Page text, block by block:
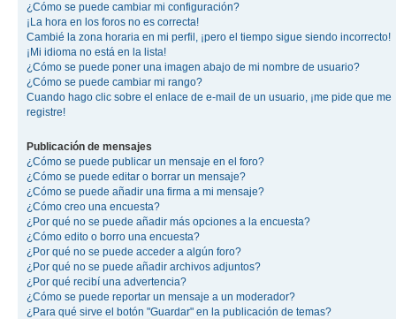
¿Cómo se puede cambiar mi configuración?
¡La hora en los foros no es correcta!
Cambié la zona horaria en mi perfil, ¡pero el tiempo sigue siendo incorrecto!
¡Mi idioma no está en la lista!
¿Cómo se puede poner una imagen abajo de mi nombre de usuario?
¿Cómo se puede cambiar mi rango?
Cuando hago clic sobre el enlace de e-mail de un usuario, ¡me pide que me
registre!
Publicación de mensajes
¿Cómo se puede publicar un mensaje en el foro?
¿Cómo se puede editar o borrar un mensaje?
¿Cómo se puede añadir una firma a mi mensaje?
¿Cómo creo una encuesta?
¿Por qué no se puede añadir más opciones a la encuesta?
¿Cómo edito o borro una encuesta?
¿Por qué no se puede acceder a algún foro?
¿Por qué no se puede añadir archivos adjuntos?
¿Por qué recibí una advertencia?
¿Cómo se puede reportar un mensaje a un moderador?
¿Para qué sirve el botón "Guardar" en la publicación de temas?